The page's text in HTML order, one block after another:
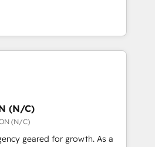
Solutions, Digital
As a fully
every single revenue-
We’re proud
Partners and devout CRM
HubSpot’s custom digital
leads and crushes your
we'd love to work with you
(N/C)
(N/C)
geared for growth. As a